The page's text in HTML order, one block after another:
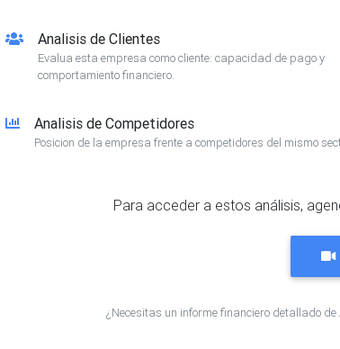
Analisis de Clientes
Evalua esta empresa como cliente: capacidad de pago y
comportamiento financiero.
Analisis de Competidores
Posicion de la empresa frente a competidores del mismo
Para acceder a estos análisis,
¿Necesitas un informe financiero detallado de